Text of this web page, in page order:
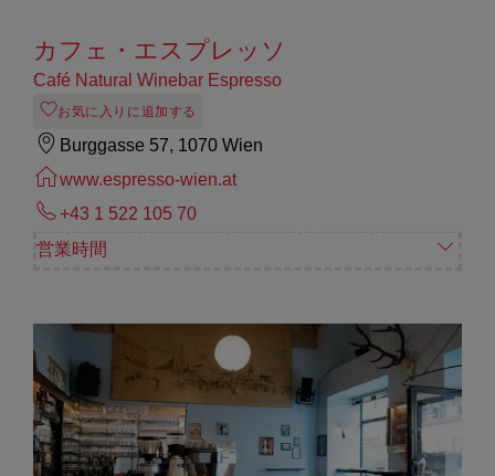
カフェ・エスプレッソ
Café Natural Winebar Espresso
お気に入りに追加する
Burggasse 57, 1070 Wien
www.espresso-wien.at
+43 1 522 105 70
営業時間